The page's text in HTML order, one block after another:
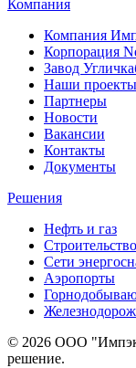
Компания
Компания
Корпорация
Завод
Наши проекты
Партнеры
Новости
Вакансии
Контакты
Документы
Решения
Нефть и газ
Строительство
Сети
Аэропорты
© 2026 ООО
решение.